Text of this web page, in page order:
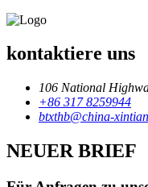
kontaktiere uns
106 National
+86 317 8259944
btxthb@china-
NEUER BRIEF